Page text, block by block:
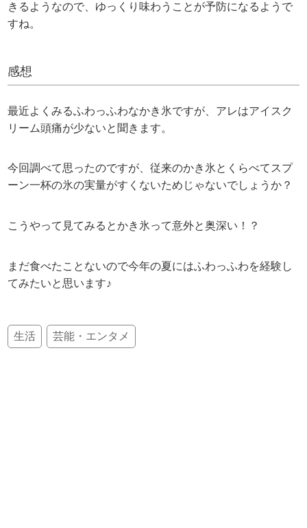
きるようなので、ゆっくり味わうことが予防になるようで
すね。
感想
最近よくみるふわっふわなかき氷ですが、アレはアイスク
リーム頭痛が少ないと聞きます。
今回調べて思ったのですが、従来のかき氷とくらべてスプ
ーン一杯の氷の実量がすくないためじゃないでしょうか？
こうやって見てみるとかき氷って意外と奥深い！？
まだ食べたことないので今年の夏にはふわっふわを経験し
てみたいと思います♪
生活 芸能・エンタメ